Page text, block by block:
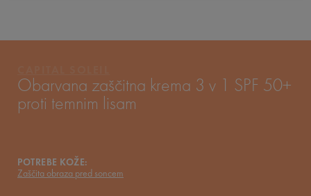
Obarvana zaščitna krema 3 v 1 SPF 50+
proti temnim lisam
POTREBE KOŽE:
Zaščita obraza pred soncem